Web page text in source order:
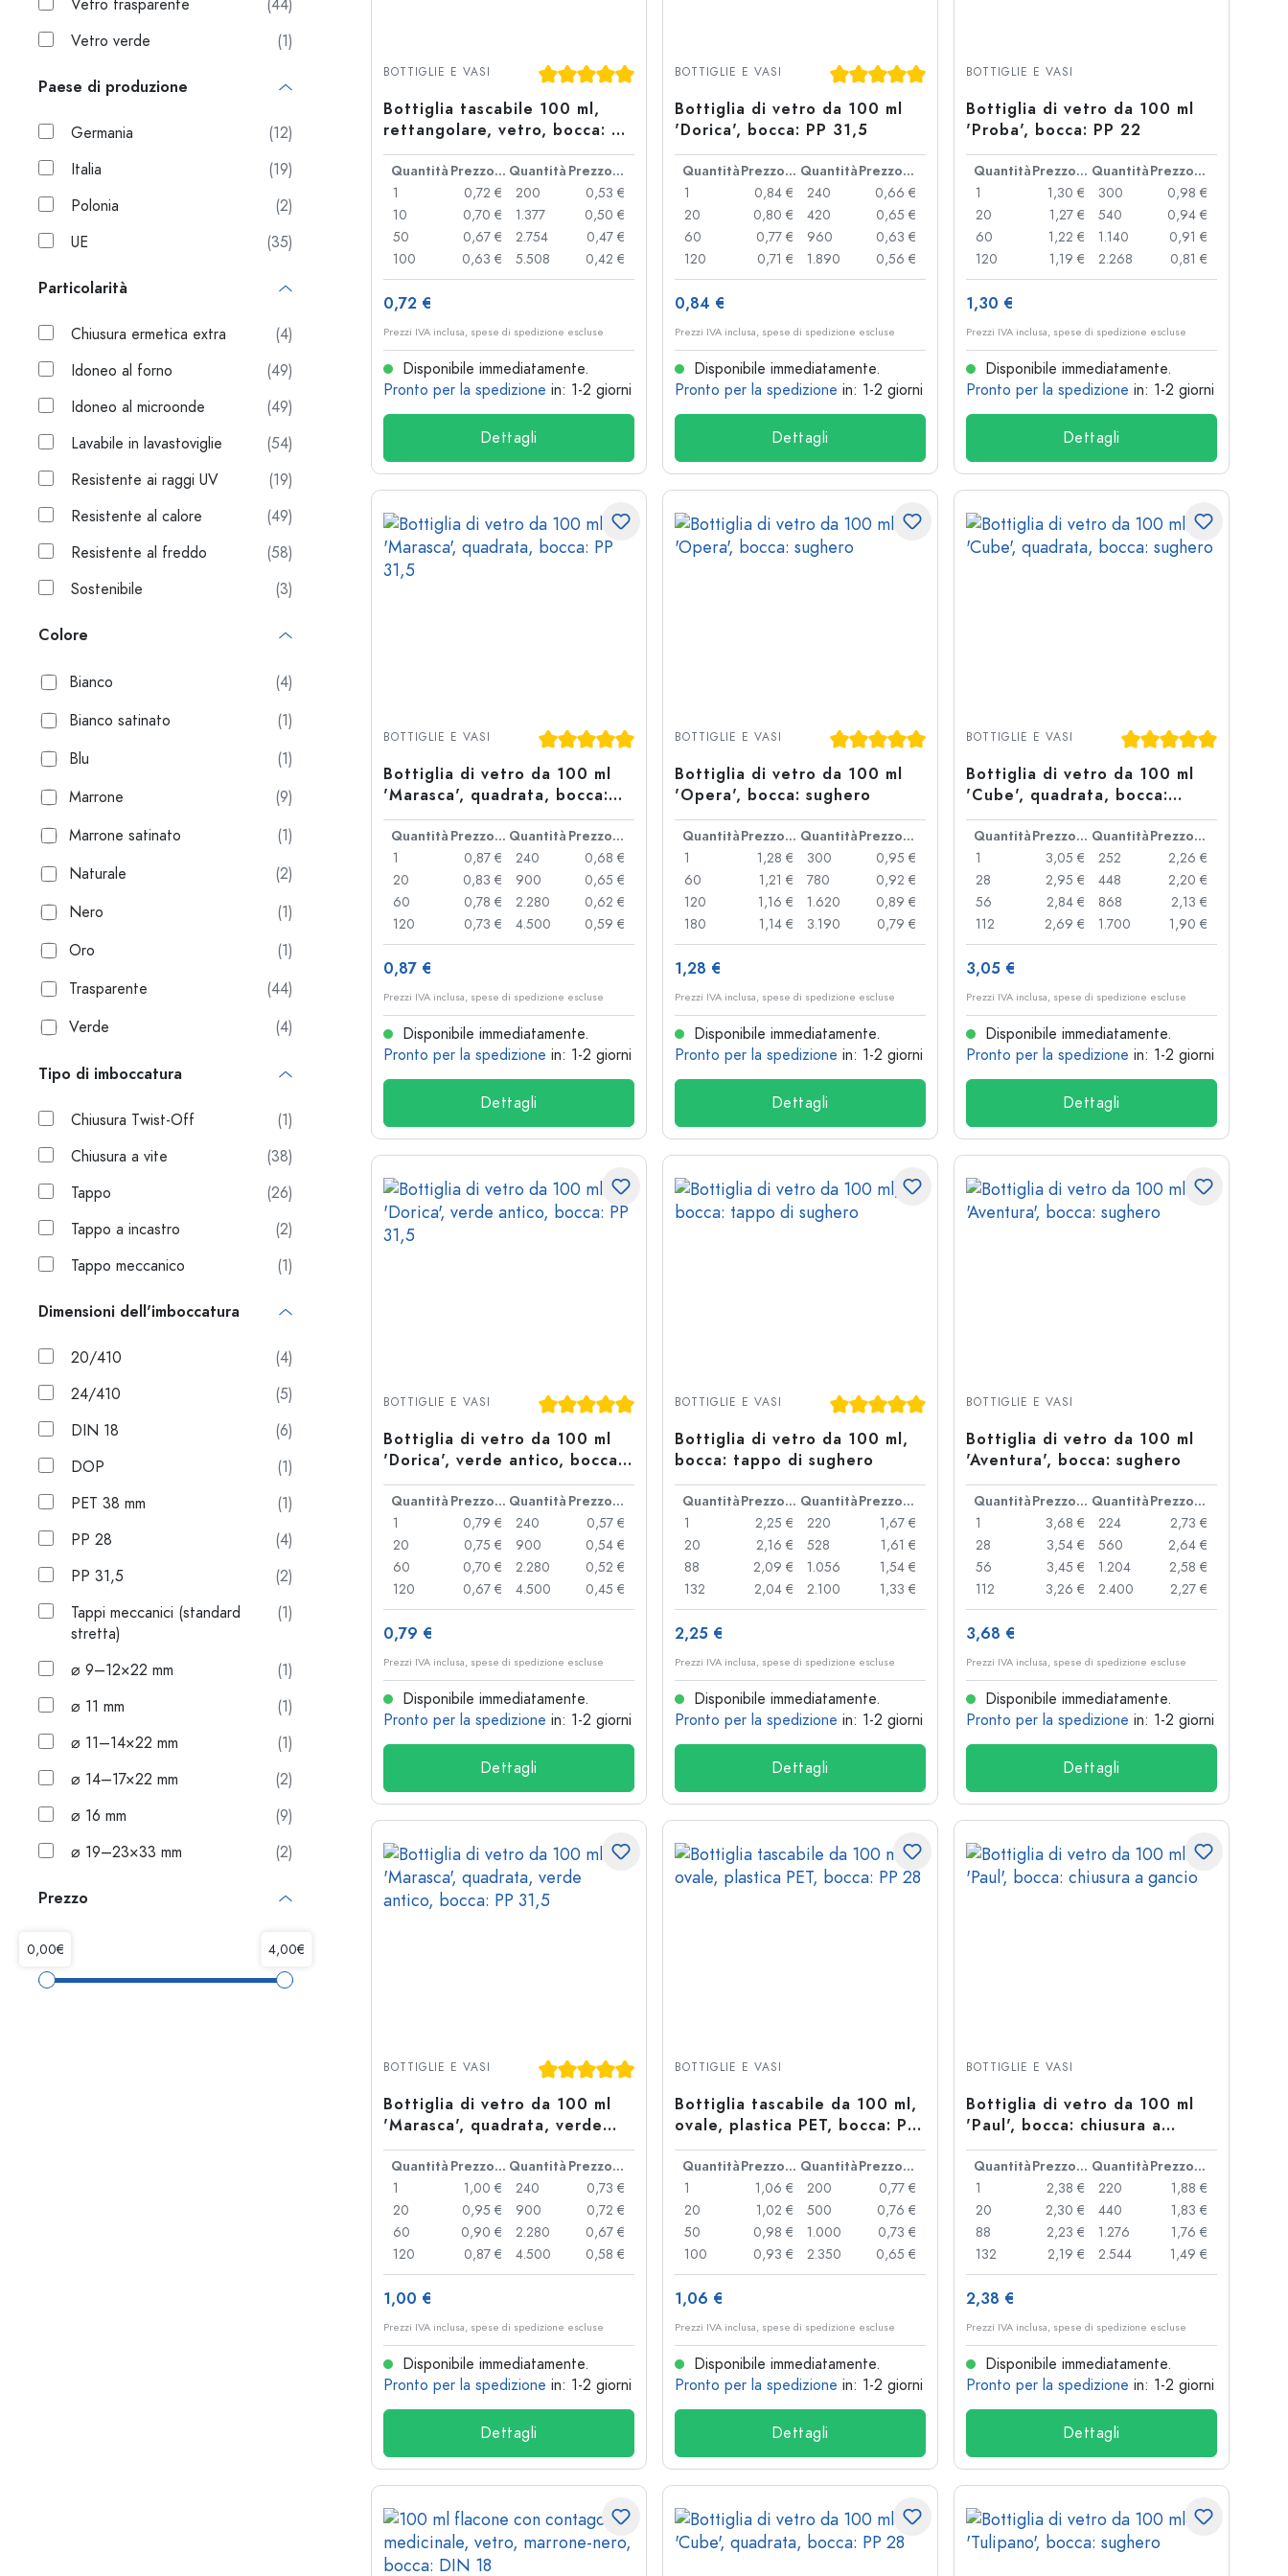
Consigli
Ricette
Bottiglie per forma
Bottiglie da farmacia
Bottiglie a collo lungo
Bottiglie sfaccettate
Bottiglie a spalla tonda
Fiaschette tascabili
Bottiglie a collo largo
Bottiglie per materiale
Bottiglie di plastica
Bottiglie in ceramica
Bottiglie in alluminio
Vetro trasparente
(44)
Vetro verde
(1)
Paese di produzione
Germania
(12)
Italia
(19)
Polonia
(2)
UE
(35)
Particolarità
Chiusura ermetica extra
(4)
Idoneo al forno
(49)
Idoneo al microonde
(49)
Lavabile in lavastoviglie
(54)
Resistente ai raggi UV
(19)
Resistente al calore
(49)
Resistente al freddo
(58)
Sostenibile
(3)
Colore
Bianco
(4)
Bianco satinato
(1)
Blu
(1)
Marrone
(9)
Marrone satinato
(1)
Naturale
(2)
Nero
(1)
Oro
(1)
Trasparente
(44)
Verde
(4)
Tipo di imboccatura
Chiusura Twist-Off
(1)
Chiusura a vite
(38)
Tappo
(26)
Tappo a incastro
(2)
Tappo meccanico
(1)
Dimensioni dell'imboccatura
20/410
(4)
24/410
(5)
DIN 18
(6)
DOP
(1)
PET 38 mm
(1)
PP 28
(4)
PP 31,5
(2)
Tappi meccanici (standard
stretta)
(1)
⌀ 9–12×22 mm
(1)
⌀ 11 mm
(1)
⌀ 11–14×22 mm
(1)
⌀ 14–17×22 mm
(2)
⌀ 16 mm
(9)
⌀ 19–23×33 mm
(2)
Prezzo
Valutazione media di 5 su 5 stelle
BOTTIGLIE E VASI
Bottiglia tascabile 100 ml,
rettangolare, vetro, bocca: PP
28
Quantità Prezzo cad. Quantità
Prezzo cad.
1
0,72 €
10
0,70 €
50
0,67 €
100
0,63 €
200
0,53 €
1.377
0,50 €
2.754
0,47 €
5.508
0,42 €
0,72 €
Prezzi IVA inclusa, spese di spedizione escluse
Disponibile immediatamente.
Pronto per la spedizione in: 1-2 giorni
Dettagli
Valutazione media di 5 su 5 stelle
BOTTIGLIE E VASI
Bottiglia di vetro da 100 ml
'Dorica', bocca: PP 31,5
Quantità Prezzo cad. Quantità
Prezzo cad.
1
0,84 €
20
0,80 €
60
0,77 €
120
0,71 €
240
0,66 €
420
0,65 €
960
0,63 €
1.890
0,56 €
0,84 €
Prezzi IVA inclusa, spese di spedizione escluse
Disponibile immediatamente.
Pronto per la spedizione in: 1-2 giorni
Dettagli
BOTTIGLIE E VASI
Bottiglia di vetro da 100 ml
'Proba', bocca: PP 22
Quantità Prezzo cad. Quantità
Prezzo cad.
1
1,30 €
20
1,27 €
60
1,22 €
120
1,19 €
300
0,98 €
540
0,94 €
1.140
0,91 €
2.268
0,81 €
1,30 €
Prezzi IVA inclusa, spese di spedizione escluse
Disponibile immediatamente.
Pronto per la spedizione in: 1-2 giorni
Dettagli
Valutazione media di 5 su 5 stelle
BOTTIGLIE E VASI
Bottiglia di vetro da 100 ml
'Marasca', quadrata, bocca:
PP 31,5
Quantità Prezzo cad. Quantità
Prezzo cad.
1
0,87 €
20
0,83 €
60
0,78 €
120
0,73 €
240
0,68 €
900
0,65 €
2.280
0,62 €
4.500
0,59 €
0,87 €
Prezzi IVA inclusa, spese di spedizione escluse
Disponibile immediatamente.
Pronto per la spedizione in: 1-2 giorni
Dettagli
Valutazione media di 5 su 5 stelle
BOTTIGLIE E VASI
Bottiglia di vetro da 100 ml
'Opera', bocca: sughero
Quantità Prezzo cad. Quantità
Prezzo cad.
1
1,28 €
60
1,21 €
120
1,16 €
180
1,14 €
300
0,95 €
780
0,92 €
1.620
0,89 €
3.190
0,79 €
1,28 €
Prezzi IVA inclusa, spese di spedizione escluse
Disponibile immediatamente.
Pronto per la spedizione in: 1-2 giorni
Dettagli
Valutazione media di
BOTTIGLIE E VASI
Bottiglia di vetro da 100 ml
'Cube', quadrata, bocca:
sughero
Quantità Prezzo cad. Quantità
Prezzo cad.
1
3,05 €
28
2,95 €
56
2,84 €
112
2,69 €
252
2,26 €
448
2,20 €
868
2,13 €
1.700
1,90 €
3,05 €
Prezzi IVA inclusa, spese di spedizione escluse
Disponibile immediatamente.
Pronto per la spedizione in: 1-2 giorni
Dettagli
Valutazione media di 5 su 5 stelle
BOTTIGLIE E VASI
Bottiglia di vetro da 100 ml
'Dorica', verde antico, bocca:
PP 31,5
Quantità Prezzo cad. Quantità
Prezzo cad.
1
0,79 €
20
0,75 €
60
0,70 €
120
0,67 €
240
0,57 €
900
0,54 €
2.280
0,52 €
4.500
0,45 €
0,79 €
Prezzi IVA inclusa, spese di spedizione escluse
Disponibile immediatamente.
Pronto per la spedizione in: 1-2 giorni
Dettagli
Valutazione media di 5 su 5 stelle
BOTTIGLIE E VASI
Bottiglia di vetro da 100 ml,
bocca: tappo di sughero
Quantità Prezzo cad. Quantità
Prezzo cad.
1
2,25 €
20
2,16 €
88
2,09 €
132
2,04 €
220
1,67 €
528
1,61 €
1.056
1,54 €
2.100
1,33 €
2,25 €
Prezzi IVA inclusa, spese di spedizione escluse
Disponibile immediatamente.
Pronto per la spedizione in: 1-2 giorni
Dettagli
BOTTIGLIE E VASI
Bottiglia di vetro da 100 ml
'Aventura', bocca: sughero
Quantità Prezzo cad. Quantità
Prezzo cad.
1
3,68 €
28
3,54 €
56
3,45 €
112
3,26 €
224
2,73 €
560
2,64 €
1.204
2,58 €
2.400
2,27 €
3,68 €
Prezzi IVA inclusa, spese di spedizione escluse
Disponibile immediatamente.
Pronto per la spedizione in: 1-2 giorni
Dettagli
Valutazione media di 5 su 5 stelle
BOTTIGLIE E VASI
Bottiglia di vetro da 100 ml
'Marasca', quadrata, verde
antico, bocca: PP 31,5
Quantità Prezzo cad. Quantità
Prezzo cad.
1
1,00 €
20
0,95 €
60
0,90 €
120
0,87 €
240
0,73 €
900
0,72 €
2.280
0,67 €
4.500
0,58 €
1,00 €
Prezzi IVA inclusa, spese di spedizione escluse
Disponibile immediatamente.
Pronto per la spedizione in: 1-2 giorni
Dettagli
BOTTIGLIE E VASI
Bottiglia tascabile da 100 ml,
ovale, plastica PET, bocca: PP
28
Quantità Prezzo cad. Quantità
Prezzo cad.
1
1,06 €
20
1,02 €
50
0,98 €
100
0,93 €
200
0,77 €
500
0,76 €
1.000
0,73 €
2.350
0,65 €
1,06 €
Prezzi IVA inclusa, spese di spedizione escluse
Disponibile immediatamente.
Pronto per la spedizione in: 1-2 giorni
Dettagli
BOTTIGLIE E VASI
Bottiglia di vetro da 100 ml
'Paul', bocca: chiusura a
gancio
Quantità Prezzo cad. Quantità
Prezzo cad.
1
2,38 €
20
2,30 €
88
2,23 €
132
2,19 €
220
1,88 €
440
1,83 €
1.276
1,76 €
2.544
1,49 €
2,38 €
Prezzi IVA inclusa, spese di spedizione escluse
Disponibile immediatamente.
Pronto per la spedizione in: 1-2 giorni
Dettagli